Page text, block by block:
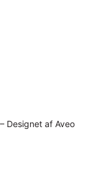
Designet af Aveo